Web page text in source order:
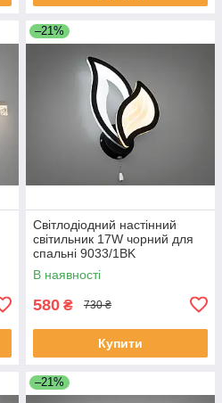
–21%
Світлодіодний настінний
світильник 17W чорний для
спальні 9033/1BK
В наявності
580 ₴ 730 ₴
Купити
–21%